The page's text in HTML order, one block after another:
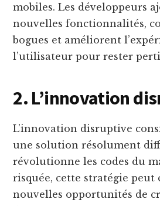
mobiles. Les développeurs
nouvelles fonctionnalités,
bogues et améliorent
l’utilisateur pour rester
2. L’innovation
L’innovation disruptive
une solution résolument
révolutionne les codes du
risquée, cette stratégie peut
nouvelles opportunités de